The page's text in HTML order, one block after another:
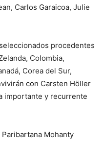
Carlos Garaicoa, Julie
procedentes
Colombia,
Corea del Sur,
con Carsten Höller
importante y recurrente
Mohanty